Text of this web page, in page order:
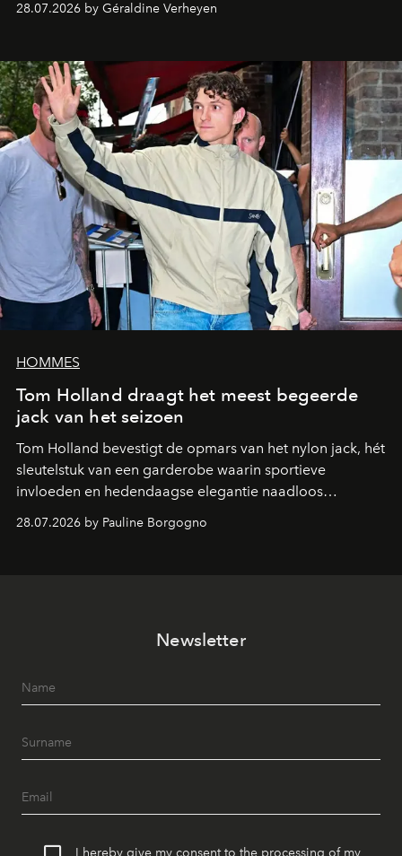
28.07.2026 by Géraldine Verheyen
HOMMES
Tom Holland draagt het meest begeerde
jack van het seizoen
Tom Holland bevestigt de opmars van het nylon jack, hét
sleutelstuk van een garderobe waarin sportieve
invloeden en hedendaagse elegantie naadloos
samenkomen.
28.07.2026 by Pauline Borgogno
Newsletter